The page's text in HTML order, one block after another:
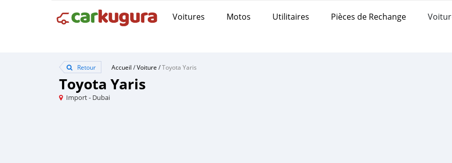
Voitures Motos Utilitaires Pièces de Rechange
Retour Accueil /Voiture /Toyota Yaris
Toyota Yaris
Import - Dubai